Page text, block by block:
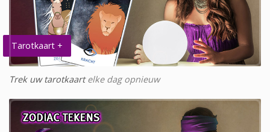
Tarotkaart +
Trek uw tarotkaartelke dag opnieuw